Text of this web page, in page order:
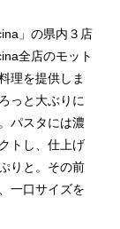
」の県内３店
全店のモット
理を提供しま
っと大ぶりに
パスタには濃
トし、仕上げ
りと。その前
一口サイズを